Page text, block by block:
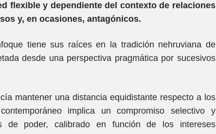
flexible y dependiente del contexto de relaciones
y, en ocasiones, antagónicos.
tiene sus raíces en la tradición nehruviana de
desde una perspectiva pragmática por sucesivos
mantener una distancia equidistante respecto a los
implica un compromiso selectivo y
de poder, calibrado en función de los intereses